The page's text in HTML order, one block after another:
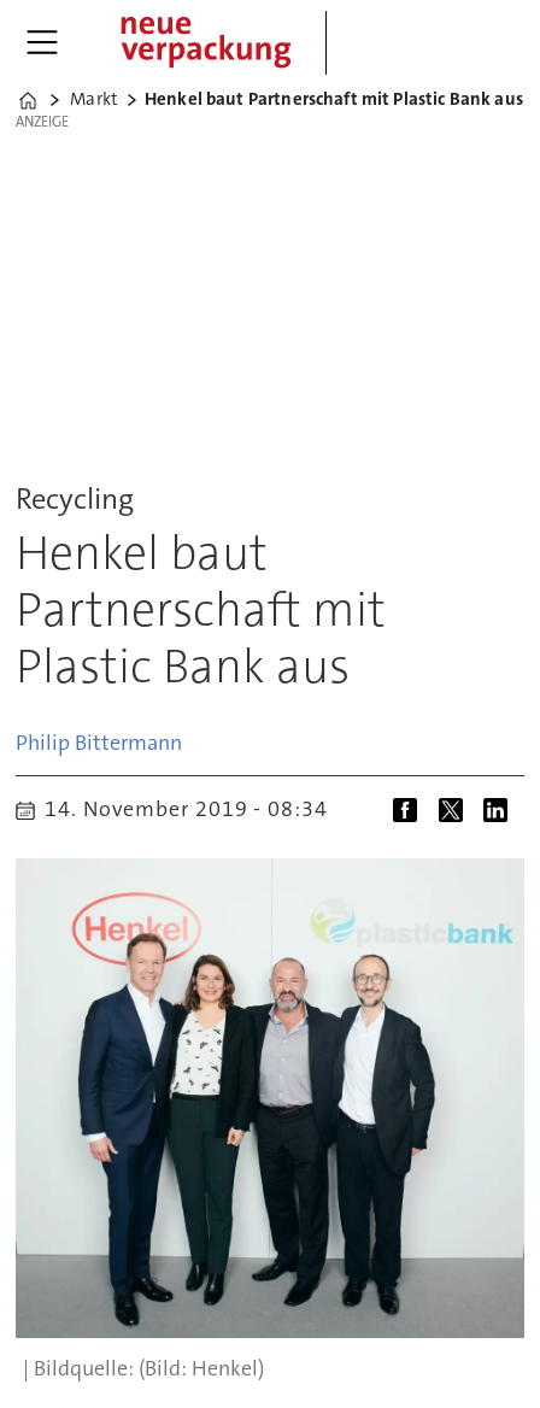
Home
Markt Henkel baut Partnerschaft mit Plastic Bank aus
ANZEIGE
ANZEIGE
Recycling
Henkel baut
Partnerschaft mit
Plastic Bank aus
Philip Bittermann
14. November 2019 - 08:34
(Bild: Henkel)